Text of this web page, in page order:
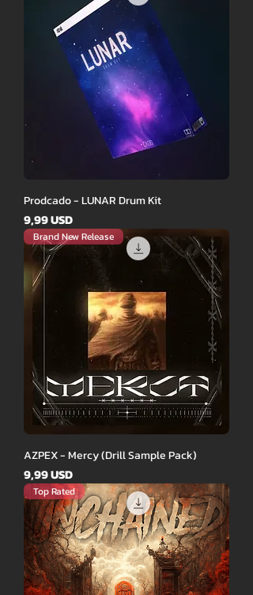
Prodcado - LUNAR Drum Kit
Ár
9,99 USD
Brand New Release
AZPEX - Mercy (Drill Sample Pack)
Ár
9,99 USD
Top Rated